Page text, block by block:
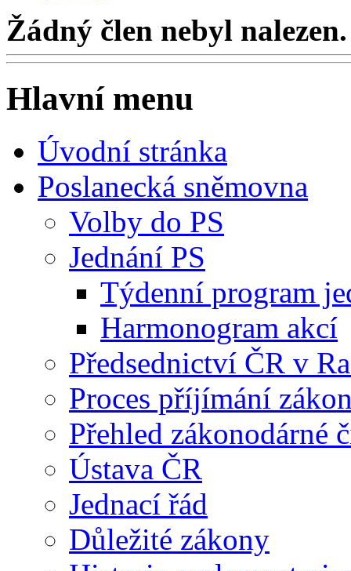
Žádný člen nebyl nalezen.
Hlavní menu
Úvodní stránka
Poslanecká sněmovna
Volby do PS
Jednání PS
Týdenní program
Harmonogram akcí
Předsednictví ČR v
Proces příjímání
Přehled zákonodárné
Ústava ČR
Jednací řád
Důležité zákony